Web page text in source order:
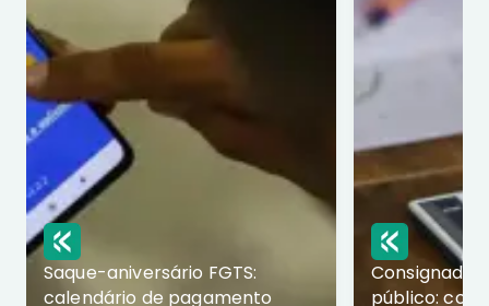
Saque-aniversário FGTS:
calendário de pagamento
Consignado
público: